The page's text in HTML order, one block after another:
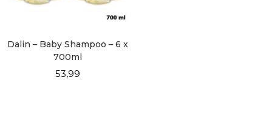
Dalin – Baby Shampoo – 6 x
700ml
53,99